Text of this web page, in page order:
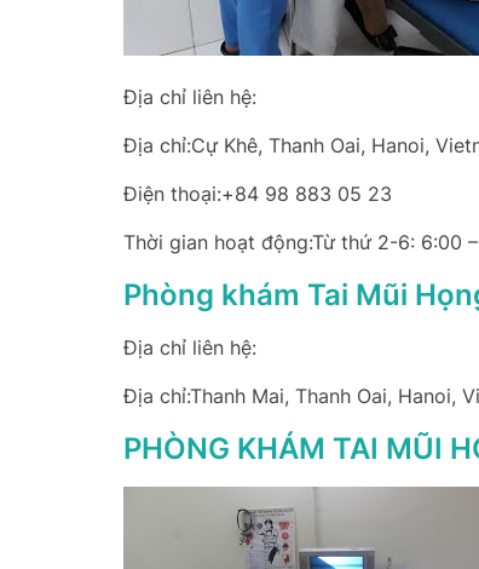
Địa chỉ liên hệ:
Địa chỉ:Cự Khê, Thanh Oai, Hanoi,
Điện thoại:+84 98 883 05 23
Thời gian hoạt động:Từ thứ 2-6: 6:00
Phòng khám Tai Mũi
Địa chỉ liên hệ:
Địa chỉ:Thanh Mai, Thanh Oai, Hanoi,
PHÒNG KHÁM TAI MŨI